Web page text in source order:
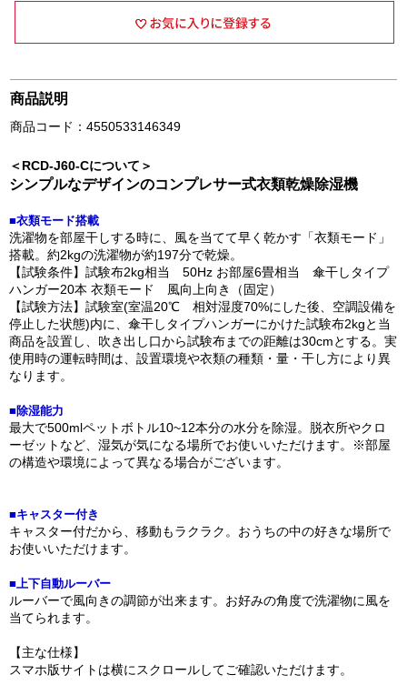
商品説明
商品コード：4550533146349
＜RCD-J60-Cについて＞
シンプルなデザインのコンプレサー式衣類乾燥除湿機
■衣類モード搭載
洗濯物を部屋干しする時に、風を当てて早く乾かす「衣類モード」
搭載。約2kgの洗濯物が約197分で乾燥。
【試験条件】試験布2kg相当 50Hz お部屋6畳相当 傘干しタイプ
ハンガー20本 衣類モード 風向上向き（固定）
【試験方法】試験室(室温20℃ 相対湿度70%にした後、空調設備を
停止した状態)内に、傘干しタイプハンガーにかけた試験布2kgと当
商品を設置し、吹き出し口から試験布までの距離は30cmとする。実
使用時の運転時間は、設置環境や衣類の種類・量・干し方により異
なります。
■除湿能力
最大で500mlペットボトル10~12本分の水分を除湿。脱衣所やクロ
ーゼットなど、湿気が気になる場所でお使いいただけます。※部屋
の構造や環境によって異なる場合がございます。
■キャスター付き
キャスター付だから、移動もラクラク。おうちの中の好きな場所で
お使いいただけます。
■上下自動ルーバー
ルーバーで風向きの調節が出来ます。お好みの角度で洗濯物に風を
当てられます。
【主な仕様】
スマホ版サイトは横にスクロールしてご確認いただけます。